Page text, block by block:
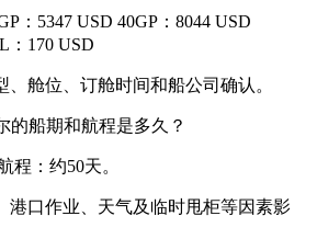
：5347 USD 40GP：8044 USD
：170 USD
舱位、订舱时间和船公司确认。
的船期和航程是多久？
程：约50天。
港口作业、天气及临时甩柜等因素影